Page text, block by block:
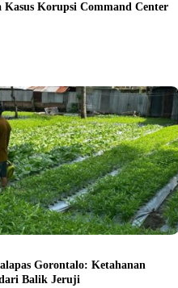
Kasus Korupsi Command Center
Gorontalo: Ketahanan
Balik Jeruji